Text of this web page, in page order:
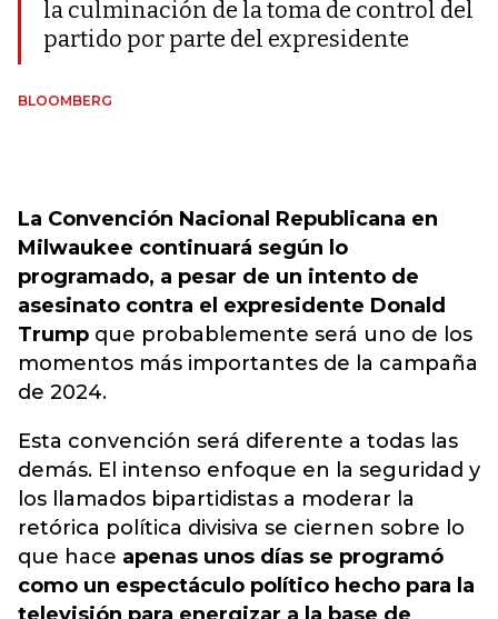
la culminación de la toma de control del
partido por parte del expresidente
BLOOMBERG
La Convención Nacional Republicana en
Milwaukee continuará según lo
programado, a pesar de un intento de
asesinato contra el expresidente Donald
Trump que probablemente será uno de los
momentos más importantes de la campaña
de 2024.
Esta convención será diferente a todas las
demás. El intenso enfoque en la seguridad y
los llamados bipartidistas a moderar la
retórica política divisiva se ciernen sobre lo
que hace apenas unos días se programó
como un espectáculo político hecho para la